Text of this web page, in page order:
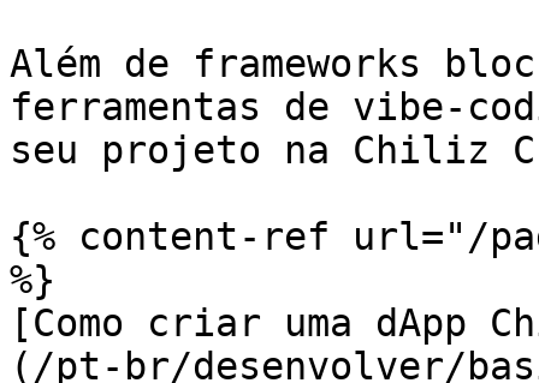
Além de frameworks
ferramentas de vibe-
seu projeto na Chiliz
{% content-ref url="/
%}
[Como criar uma dApp
(/pt-br/desenvolver/